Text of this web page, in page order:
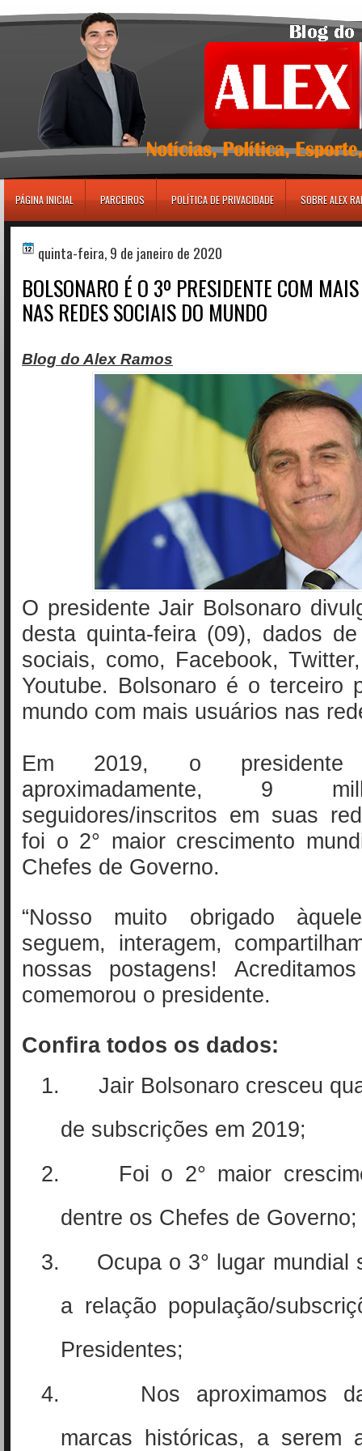
PÁGINA INICIAL PARCEIROS POLÍTICA DE PRIVACIDADE SOBRE ALEX
quinta-feira, 9 de janeiro de 2020
BOLSONARO É O 3º PRESIDENTE COM
NAS REDES SOCIAIS DO MUNDO
Blog do Alex Ramos
O presidente Jair Bolsonaro
desta quinta-feira (09), dados
sociais, como, Facebook,
Youtube. Bolsonaro é o terceiro
mundo com mais usuários nas
Em 2019, o presidente
aproximadamente, 9
seguidores/inscritos em suas
foi o 2° maior crescimento
Chefes de Governo.
“Nosso muito obrigado
seguem, interagem,
nossas postagens!
comemorou o presidente.
Confira todos os dados:
1.
Jair Bolsonaro cresceu
de subscrições em 2019;
2.
Foi o 2° maior
dentre os Chefes de Governo;
3.
Ocupa o 3° lugar mundial
a relação população/
Presidentes;
4.
Nos aproximamos
marcas históricas, a serem